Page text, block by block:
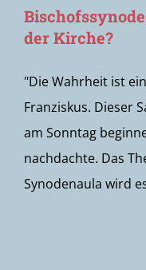
der Kirche?
"Die Wahrheit ist
Franziskus. Dieser
am Sonntag
nachdachte. Das
Synodenaula wird